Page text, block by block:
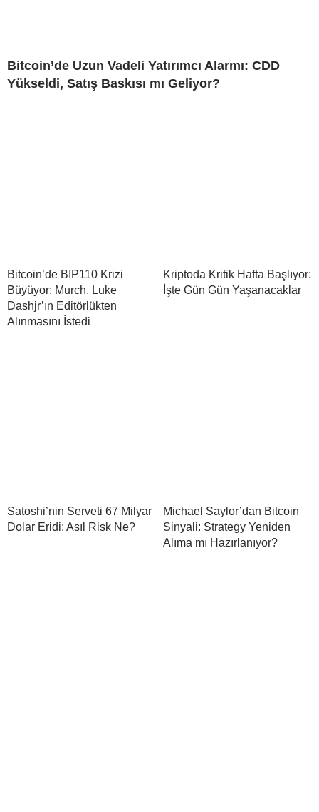
Bitcoin’de Uzun Vadeli Yatırımcı Alarmı: CDD
Yükseldi, Satış Baskısı mı Geliyor?
Bitcoin’de BIP110 Krizi
Büyüyor: Murch, Luke
Dashjr’ın Editörlükten
Alınmasını İstedi
Kriptoda Kritik Hafta Başlıyor:
İşte Gün Gün Yaşanacaklar
Satoshi’nin Serveti 67 Milyar
Dolar Eridi: Asıl Risk Ne?
Michael Saylor’dan Bitcoin
Sinyali: Strategy Yeniden
Alıma mı Hazırlanıyor?